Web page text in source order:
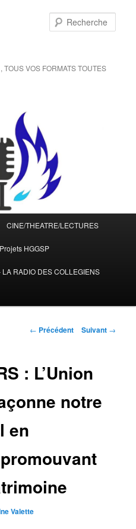
TOUS VOS FORMATS TOUTES
CINE/THEATRE/LECTURES
Projets HGGSP
RADIO DES COLLEGIENS
Navigation
← Précédent Suivant →
: L’Union
notre
en
Valette